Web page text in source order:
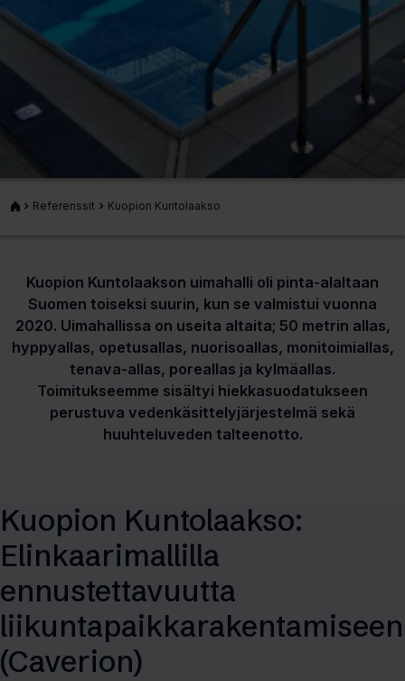
EtusivuReferenssit Kuopion Kuntolaakso
Kuopion Kuntolaakson uimahalli oli pinta-alaltaan
Suomen toiseksi suurin, kun se valmistui vuonna
2020. Uimahallissa on useita altaita; 50 metrin allas,
hyppyallas, opetusallas, nuorisoallas, monitoimiallas,
tenava-allas, poreallas ja kylmäallas.
Toimitukseemme sisältyi hiekkasuodatukseen
perustuva vedenkäsittelyjärjestelmä sekä
huuhteluveden talteenotto.
Kuopion Kuntolaakso:
Elinkaarimallilla
ennustettavuutta
liikuntapaikkarakentamiseen
(Caverion)